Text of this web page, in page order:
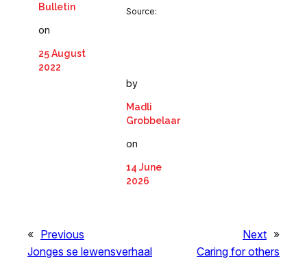
Bulletin
on
25 August
2022
Source:
by
Madli
Grobbelaar
on
14 June
2026
« Previous
Jonges se lewensverhaal
Next »
Caring for others